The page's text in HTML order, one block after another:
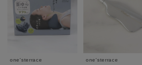
one'sterrace
one'sterrace